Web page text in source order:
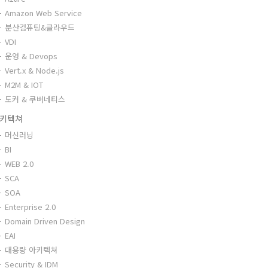
Amazon Web Service
분산컴퓨팅&클라우드
VDI
운영 & Devops
Vert.x & Node.js
M2M & IOT
도커 & 쿠버네티스
텍쳐
머신러닝
BI
WEB 2.0
SCA
SOA
Enterprise 2.0
Domain Driven Design
EAI
대용량 아키텍쳐
Security & IDM